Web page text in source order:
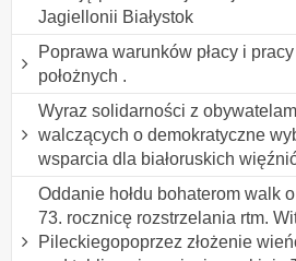
Jagiellonii Białystok
Poprawa warunków płacy i
położnych .
Wyraz solidarności z
walczących o demokratyczne
wsparcia dla białoruskich
Oddanie hołdu bohaterom walk
73. rocznicę rozstrzelania rtm.
Pileckiegopoprzez złożenie